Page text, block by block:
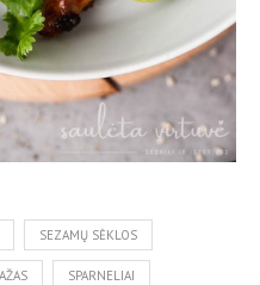
SEZAMŲ SĖKLOS
SPARNELIAI